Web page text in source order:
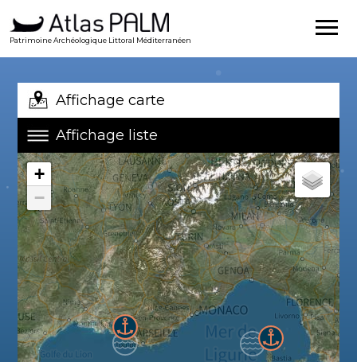
Patrimoine Archéologique Littoral Méditerranéen
Affichage carte
Affichage liste
+
−